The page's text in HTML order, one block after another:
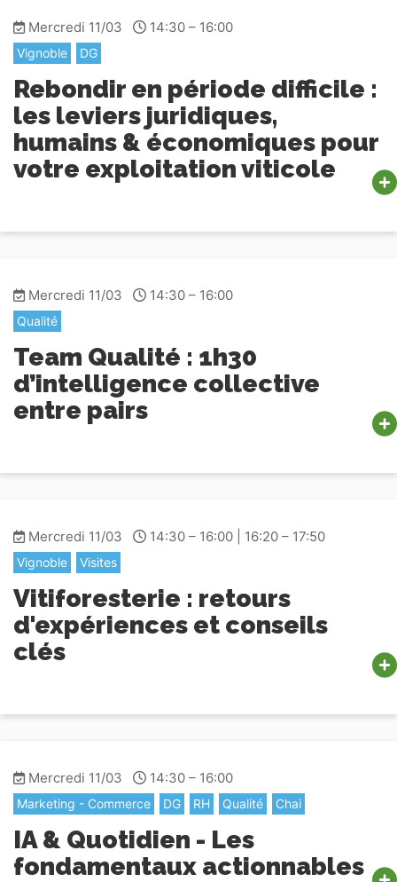
Mercredi 11/03 14:30 – 16:00
Vignoble DG
Rebondir en période difficile :
les leviers juridiques,
humains & économiques pour
votre exploitation viticole
Mercredi 11/03 14:30 – 16:00
Qualité
Team Qualité : 1h30
d’intelligence collective
entre pairs
Mercredi 11/03 14:30 – 16:00 | 16:20 – 17:50
Vignoble Visites
Vitiforesterie : retours
d'expériences et conseils
clés
Mercredi 11/03 14:30 – 16:00
Marketing - Commerce DG RH Qualité Chai
IA & Quotidien - Les
fondamentaux actionnables